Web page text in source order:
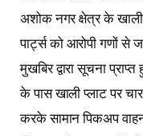
अशोक नगर क्षेत्र के खाली
पार्ट्स को आरोपी गणों
मुखबिर द्वारा सूचना
के पास खाली प्लाट पर
करके सामान पिकअप